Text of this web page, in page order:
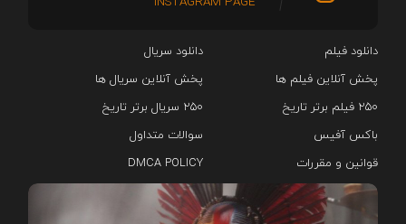
دانلود فیلم
دانلود سریال‌
پخش آنلاین فیلم ها
پخش آنلاین سریال ها
۲۵۰ فیلم برتر تاریخ
۲۵۰ سریال برتر تاریخ
باکس آفیس
سوالات متداول
قوانین و مقررات
DMCA POLICY